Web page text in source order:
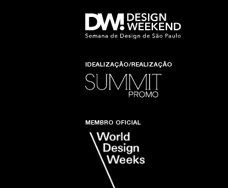
IDEALIZAÇÃO/REALIZAÇÃO
MEMBRO OFICIAL